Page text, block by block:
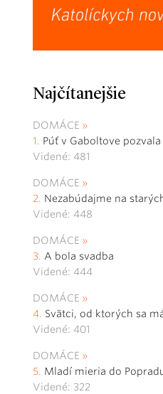
Najčítanejšie
DOMÁCE
Púť v Gaboltove
Videné: 481
DOMÁCE
Nezabúdajme na
Videné: 448
DOMÁCE
A bola svadba
Videné: 444
DOMÁCE
Svätci, od ktorých sa
Videné: 401
DOMÁCE
Mladí mieria do
Videné: 322